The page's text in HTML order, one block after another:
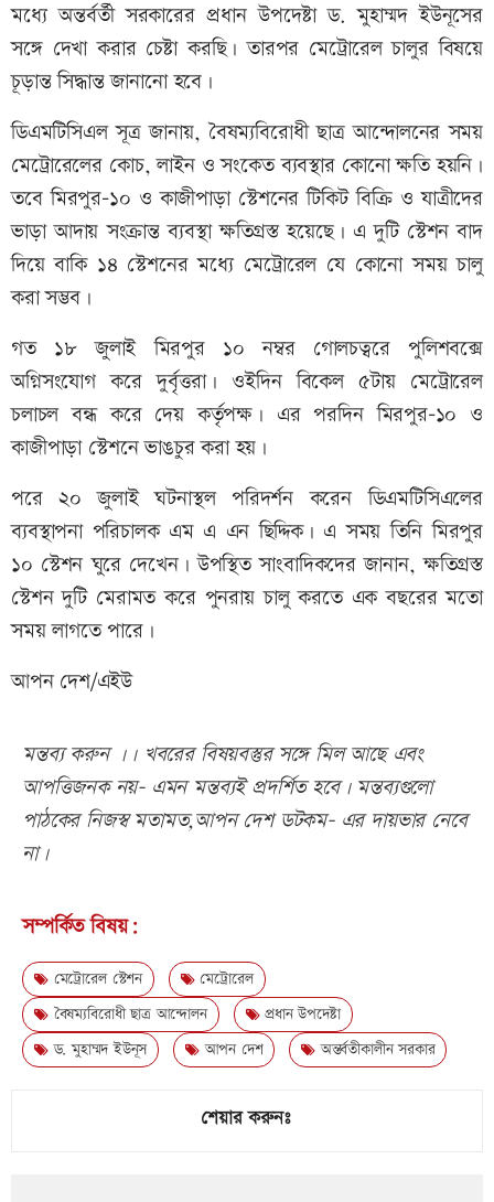
মধ্যে অন্তর্বর্তী সরকারের প্রধান উপদেষ্টা ড. মুহাম্মদ ইউনূসের
সঙ্গে দেখা করার চেষ্টা করছি। তারপর মেট্রোরেল চালুর বিষয়ে
চূড়ান্ত সিদ্ধান্ত জানানো হবে।
ডিএমটিসিএল সূত্র জানায়, বৈষম্যবিরোধী ছাত্র আন্দোলনের সময়
মেট্রোরেলের কোচ, লাইন ও সংকেত ব্যবস্থার কোনো ক্ষতি হয়নি।
তবে মিরপুর-১০ ও কাজীপাড়া স্টেশনের টিকিট বিক্রি ও যাত্রীদের
ভাড়া আদায় সংক্রান্ত ব্যবস্থা ক্ষতিগ্রস্ত হয়েছে। এ দুটি স্টেশন বাদ
দিয়ে বাকি ১৪ স্টেশনের মধ্যে মেট্রোরেল যে কোনো সময় চালু
করা সম্ভব।
গত ১৮ জুলাই মিরপুর ১০ নম্বর গোলচত্বরে পুলিশবক্সে
অগ্নিসংযোগ করে দুর্বৃত্তরা। ওইদিন বিকেল ৫টায় মেট্রোরেল
চলাচল বন্ধ করে দেয় কর্তৃপক্ষ। এর পরদিন মিরপুর-১০ ও
কাজীপাড়া স্টেশনে ভাঙচুর করা হয়।
পরে ২০ জুলাই ঘটনাস্থল পরিদর্শন করেন ডিএমটিসিএলের
ব্যবস্থাপনা পরিচালক এম এ এন ছিদ্দিক। এ সময় তিনি মিরপুর
১০ স্টেশন ঘুরে দেখেন। উপস্থিত সাংবাদিকদের জানান, ক্ষতিগ্রস্ত
স্টেশন দুটি মেরামত করে পুনরায় চালু করতে এক বছরের মতো
সময় লাগতে পারে।
আপন দেশ/এইউ
মন্তব্য করুন ।। খবরের বিষয়বস্তুর সঙ্গে মিল আছে এবং
আপত্তিজনক নয়- এমন মন্তব্যই প্রদর্শিত হবে। মন্তব্যগুলো
পাঠকের নিজস্ব মতামত,আপন দেশ ডটকম- এর দায়ভার নেবে
না।
সম্পর্কিত বিষয়:
মেট্রোরেল স্টেশন
মেট্রোরেল
বৈষম্যবিরোধী ছাত্র আন্দোলন
প্রধান উপদেষ্টা
ড. মুহাম্মদ ইউনূস
আপন দেশ অন্তর্বতীকালীন সরকার
শেয়ার করুনঃ